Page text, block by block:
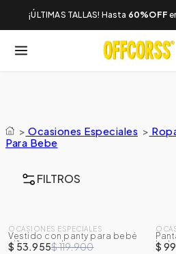
¡ÚLTIMAS TALLAS! Hasta 60%OFF
> Ocasiones Especiales >
Para Bebe
FILTROS
-55%
OCASIONES ESPECIALES
Vestido con panty para bebé
niña manga larga
$ 53.955$ 119.900 $